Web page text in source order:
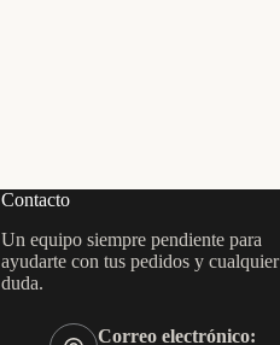
Contacto
Un equipo siempre pendiente para
ayudarte con tus pedidos y cualquier
duda.
Correo electrónico: